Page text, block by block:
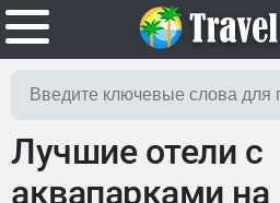
Лучшие отели с
аквапарками на